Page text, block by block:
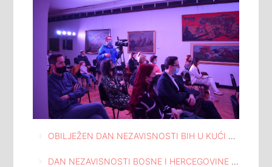
Navigacija
članaka
OBILJEŽEN DAN NEZAVISNOSTI BIH U KUĆI SOLIDARNOSTI GORNJA LIPNICA
DAN NEZAVISNOSTI BOSNE I HERCEGOVINE OBILJEŽEN U DRUŠTVENOM DOMU GORNJA TUZLA